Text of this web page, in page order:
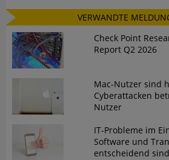
VERWANDTE
Check Point
Report Q2 2026
Mac-Nutzer sind
Cyberattacken
Nutzer
IT-Probleme im
Software und
entscheidend sind